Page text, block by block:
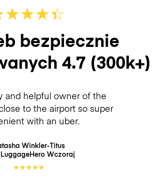
★★★☆
★
bezpiecznie
4.7 (300k+)
and helpful owner of the
to the airport so super
with an uber.
Winkler-Titus
Wczoraj
★★★★★